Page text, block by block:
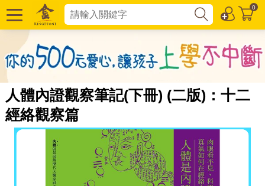
0
人體內證觀察筆記(下冊) (二版)：十二
經絡觀察篇